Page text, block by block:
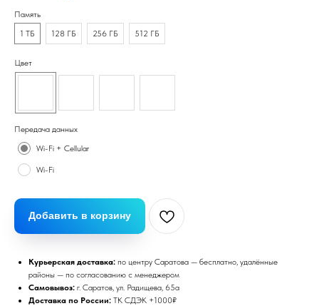
Память
1 ТБ
128 ГБ 256 ГБ 512 ГБ
Цвет
Передача данных
Wi-Fi + Cellular
Wi-Fi
Добавить в корзину
Курьерская доставка: по центру Саратова — бесплатно, удалённые
районы — по согласованию с менеджером
Самовывоз: г. Саратов, ул. Радищева, 65а
Доставка по России: ТК СДЭК +1000₽